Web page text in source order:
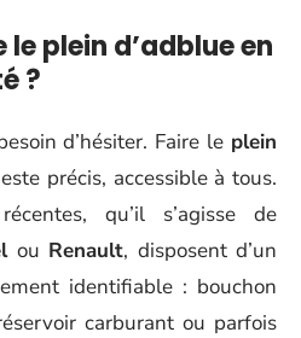
plein d’adblue en
?
d’hésiter. Faire le plein
précis, accessible à tous.
qu’il s’agisse de
ou Renault, disposent d’un
identifiable : bouchon
carburant ou parfois